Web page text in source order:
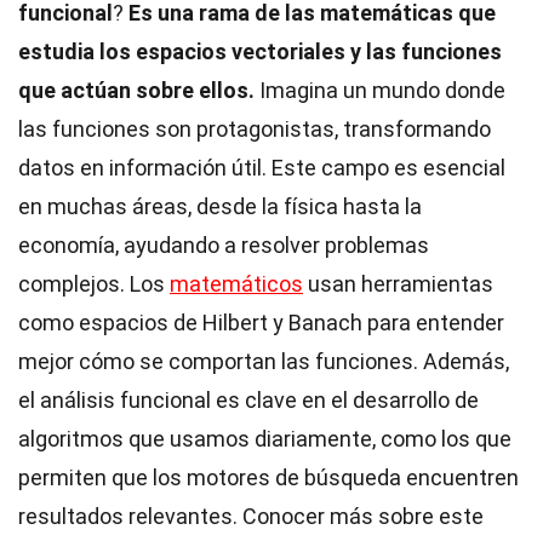
funcional ? Es una rama de las matemáticas que
estudia los espacios vectoriales y las funciones
que actúan sobre ellos. Imagina un mundo donde
las funciones son protagonistas, transformando
datos en información útil. Este campo es esencial
en muchas áreas, desde la física hasta la
economía, ayudando a resolver problemas
complejos. Los matemáticos usan herramientas
como espacios de Hilbert y Banach para entender
mejor cómo se comportan las funciones. Además,
el análisis funcional es clave en el desarrollo de
algoritmos que usamos diariamente, como los que
permiten que los motores de búsqueda encuentren
resultados relevantes. Conocer más sobre este